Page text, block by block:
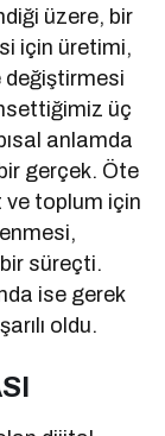
üzere, bir
için üretimi,
değiştirmesi
üç
anlamda
gerçek. Öte
ve toplum için
süreçti.
ise gerek
oldu.